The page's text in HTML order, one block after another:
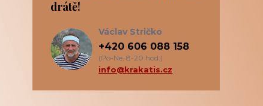
drátě!
Václav Stričko
+420 606 088 158
(Po-Ne, 8-20 hod.)
info@krakatis.cz